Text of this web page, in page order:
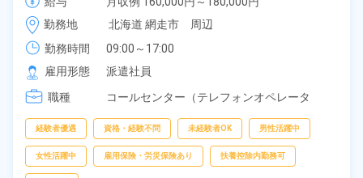
時給 1,192円～1,192円
勤務地
北海道 網走市　周辺
勤務時間
09:00～17:00
雇用形態
派遣社員
職種
コールセンター（テレフォンオペレータ
経験者優遇 資格・経験不問 未経験者OK 男性活躍中
女性活躍中 雇用保険・労災保険あり 扶養控除内勤務可